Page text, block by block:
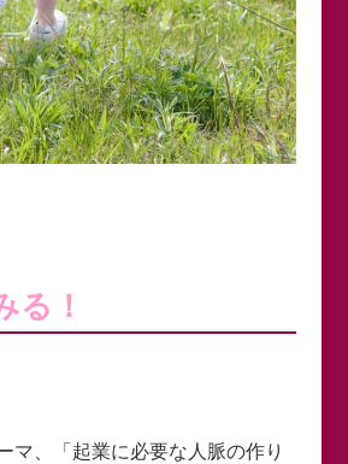
る！
マ、「起業に必要な人脈の作り